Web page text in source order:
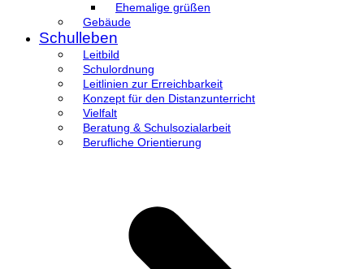
Ehemalige grüßen
Gebäude
Schulleben
Leitbild
Schulordnung
Leitlinien zur Erreichbarkeit
Konzept für den Distanzunterricht
Vielfalt
Beratung & Schulsozialarbeit
Berufliche Orientierung